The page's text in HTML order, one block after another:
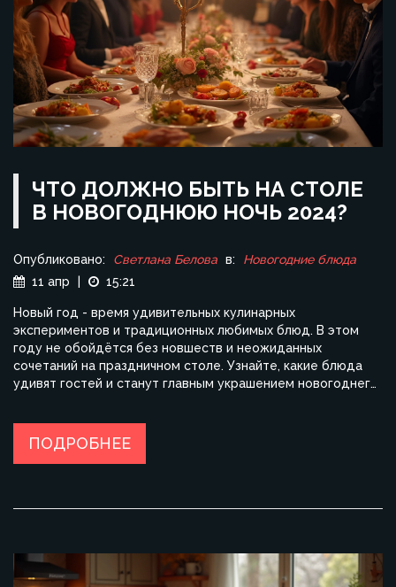
ЧТО ДОЛЖНО БЫТЬ НА СТОЛЕ
В НОВОГОДНЮЮ НОЧЬ 2024?
Опубликовано: Светлана Белова в:
Новогодние блюда
11 апр
15:21
Новый год - время удивительных кулинарных
экспериментов и традиционных любимых блюд. В этом
году не обойдётся без новшеств и неожиданных
сочетаний на праздничном столе. Узнайте, какие блюда
удивят гостей и станут главным украшением новогоднего
Убедитесь, что ваши рецепты действительно удивят всех
собравшихся в эту ночь.
ПОДРОБНЕЕ